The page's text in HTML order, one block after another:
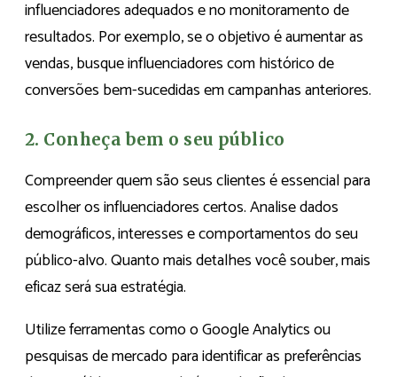
influenciadores adequados e no monitoramento de
resultados. Por exemplo, se o objetivo é aumentar as
vendas, busque influenciadores com histórico de
conversões bem-sucedidas em campanhas anteriores.
2. Conheça bem o seu público
Compreender quem são seus clientes é essencial para
escolher os influenciadores certos. Analise dados
demográficos, interesses e comportamentos do seu
público-alvo. Quanto mais detalhes você souber, mais
eficaz será sua estratégia.
Utilize ferramentas como o Google Analytics ou
pesquisas de mercado para identificar as preferências